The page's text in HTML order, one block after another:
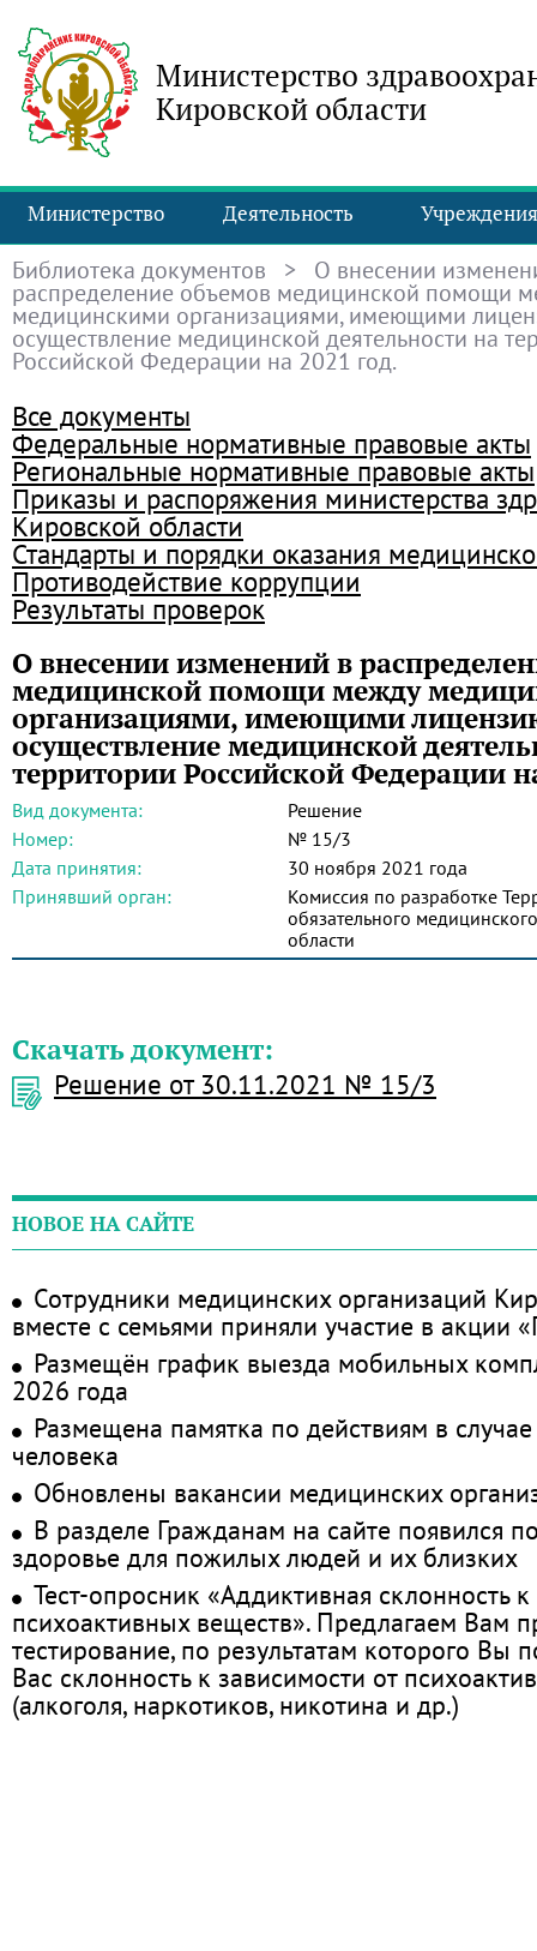
Министерство
Кировской области
Министерство Деятельность Учреждения
Библиотека документов > О внесении
распределение объемов медицинской помощи
медицинскими организациями, имеющими
осуществление медицинской деятельности на
Российской Федерации на 2021 год.
Все документы
Федеральные нормативные правовые акты
Региональные нормативные правовые акты
Приказы и распоряжения министерства
Кировской области
Стандарты и порядки оказания
Противодействие коррупции
Результаты проверок
О внесении изменений в
медицинской помощи между
организациями, имеющими
осуществление медицинской
территории Российской Федерации
Вид документа:
Решение
Номер:
№ 15/3
Дата принятия:
30 ноября 2021 года
Принявший орган:
Комиссия по разработке
обязательного
области
Скачать документ:
Решение от 30.11.2021 № 15/3
НОВОЕ НА САЙТЕ
Сотрудники медицинских организаций
вместе с семьями приняли участие в акции
Размещён график выезда мобильных
2026 года
Размещена памятка по действиям в
человека
Обновлены вакансии медицинских
В разделе Гражданам на сайте появился
здоровье для пожилых людей и их близких
Тест-опросник «Аддиктивная склонность
психоактивных веществ». Предлагаем Вам
тестирование, по результатам которого Вы
Вас склонность к зависимости от
(алкоголя, наркотиков, никотина и др.)